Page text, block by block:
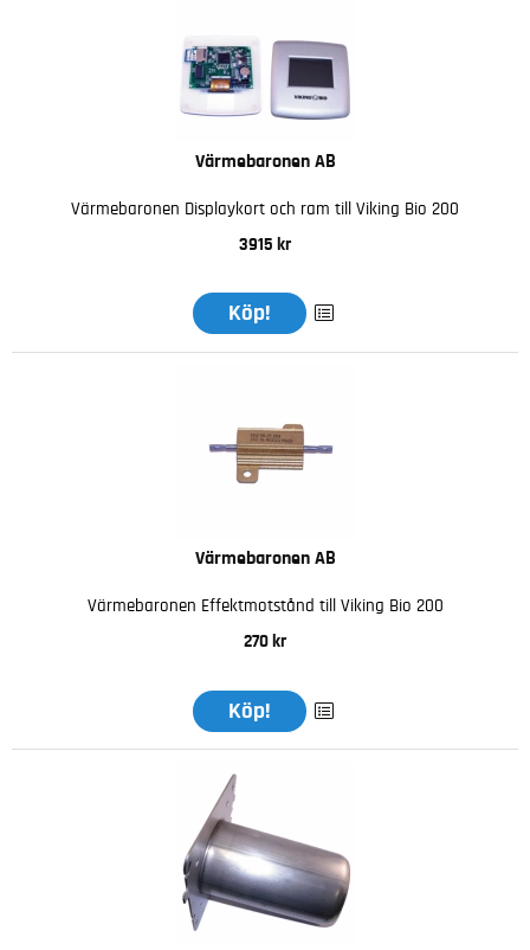
Värmebaronen AB
Värmebaronen Displaykort och ram till Viking Bio 200
3915 kr
Köp!
Värmebaronen AB
Värmebaronen Effektmotstånd till Viking Bio 200
270 kr
Köp!